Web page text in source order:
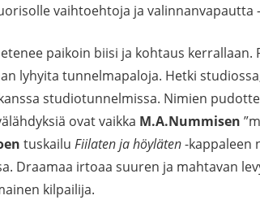
vaihtoehtoja ja valinnanvapautta
paikoin biisi ja kohtaus
lyhyita tunnelmapaloja. Hetki
studiotunnelmissa. Nimien
ovat vaikka M.A.Nummisen
tuskailu Fiilaten ja höyläten-kappaleen
Draamaa irtoaa suuren ja mahtavan
kilpailija.